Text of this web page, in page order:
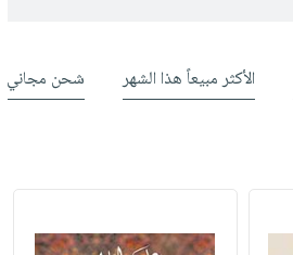
الأكثر مبيعاً هذا الشهر شحن مجاني